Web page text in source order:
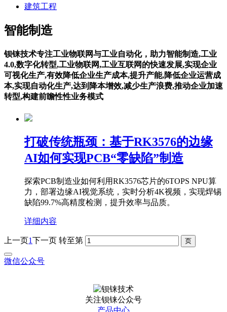
建筑工程
智能制造
钡铼技术专注工业物联网与工业自动化，助力智能制造,工业
4.0,数字化转型,工业物联网,工业互联网的快速发展,实现企业
可视化生产,有效降低企业生产成本,提升产能,降低企业运营成
本,实现自动化生产,达到降本增效,减少生产浪费,推动企业加速
转型,构建前瞻性性业务模式
打破传统瓶颈：基于RK3576的边缘
AI如何实现PCB“零缺陷”制造
探索PCB制造业如何利用RK3576芯片的6TOPS NPU算
力，部署边缘AI视觉系统，实时分析4K视频，实现焊锡
缺陷99.7%高精度检测，提升效率与品质。
详细内容
上一页1下一页 转至第
微信公众号
关注钡铼公众号
产品中心